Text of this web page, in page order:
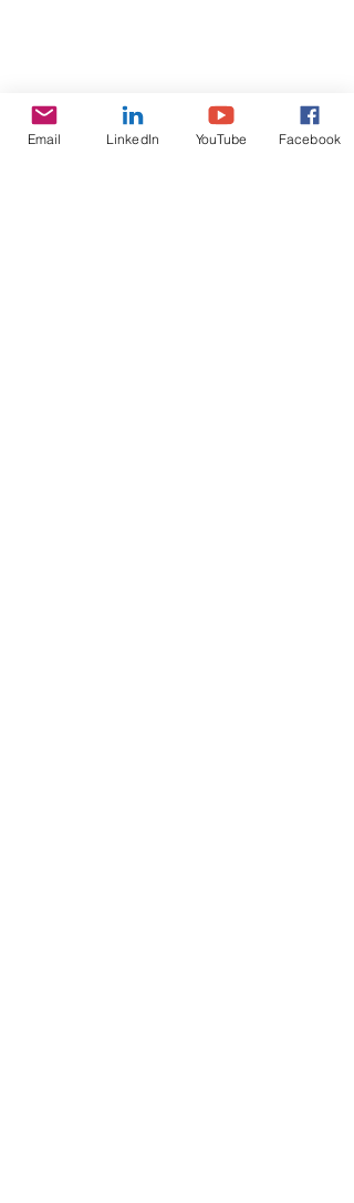
Email LinkedIn YouTube Facebook